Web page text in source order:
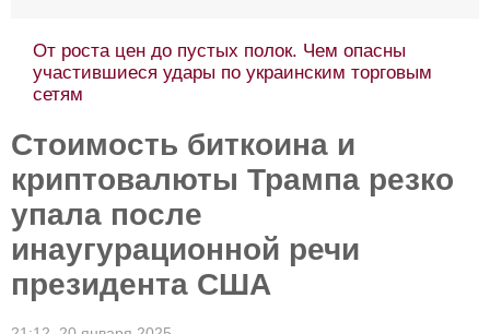
От роста цен до пустых полок. Чем опасны
участившиеся удары по украинским торговым
сетям
Стоимость биткоина и
криптовалюты Трампа резко
упала после
инаугурационной речи
президента США